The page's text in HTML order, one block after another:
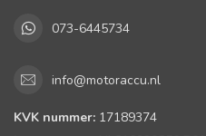
073-6445734
info@motoraccu.nl
KVK nummer: 17189374